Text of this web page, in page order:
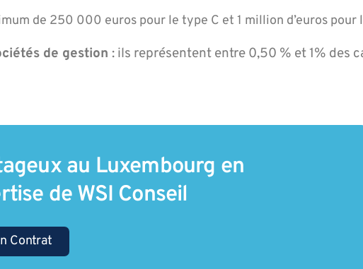
de 250 000 euros pour le type C et 1 million d’euros pour
de gestion : ils représentent entre 0,50 % et 1% des
au Luxembourg en
de WSI Conseil
Contrat